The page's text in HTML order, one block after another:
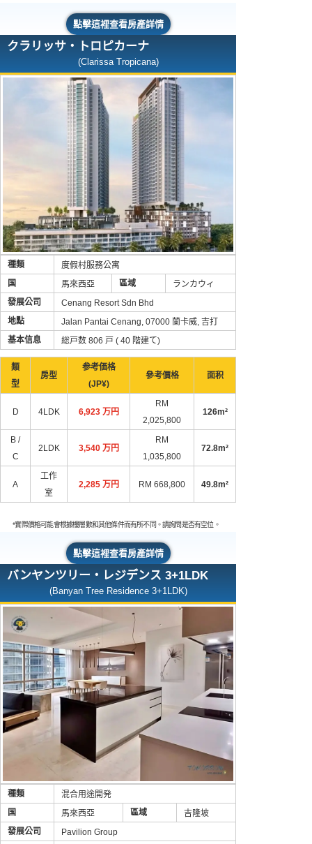
點擊這裡查看房產詳情
クラリッサ・トロピカーナ
(Clarissa Tropicana)
種類
度假村服務公寓
国
馬來西亞 區域
ランカウィ
發展公司
Cenang Resort Sdn Bhd
地點
Jalan Pantai Cenang, 07000 蘭卡威, 吉打
基本信息
総戸数 806 戸 ( 40 階建て)
類
型
房型
参考価格
(JP¥)
參考價格 面积
D 4LDK 6,923 万円​
RM
2,025,800
126m²
B /
C
2LDK 3,540 万円​
RM
1,035,800
72.8m²
A
工作
室
2,285 万円​ RM 668,800 49.8m²
*實際價格可能會根據樓層數和其他條件而有所不同。請詢問是否有空位。
點擊這裡查看房產詳情
バンヤンツリー・レジデンス 3+1LDK
(Banyan Tree Residence 3+1LDK)
種類
混合用途開発
国
馬來西亞 區域
吉隆坡
發展公司
Pavilion Group